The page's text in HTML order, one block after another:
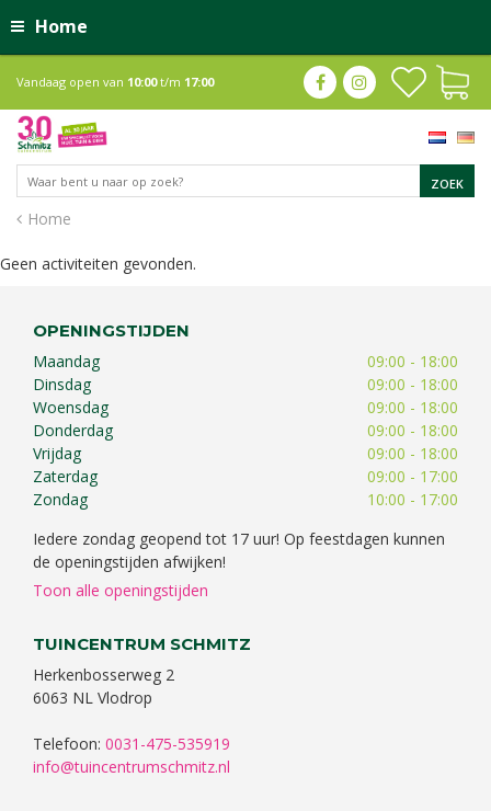
Home
Home
Vandaag open van 10:00t/m 17:00
Geen activiteiten gevonden.
OPENINGSTIJDEN
Maandag
09:00 - 18:00
Dinsdag
09:00 - 18:00
Woensdag
09:00 - 18:00
Donderdag
09:00 - 18:00
Vrijdag
09:00 - 18:00
Zaterdag
09:00 - 17:00
Zondag
10:00 - 17:00
Iedere zondag geopend tot 17 uur! Op feestdagen kunnen
de openingstijden afwijken!
Toon alle openingstijden
TUINCENTRUM SCHMITZ
Herkenbosserweg 2
6063 NL Vlodrop
Telefoon: 0031-475-535919
info@tuincentrumschmitz.nl